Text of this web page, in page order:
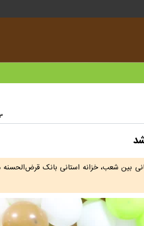
۱۳
بین شعب، خزانه استانی بانک قرض‌الحسنه